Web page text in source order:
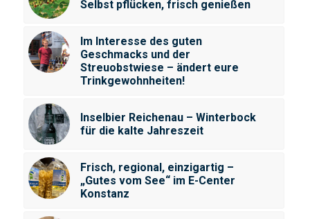
Selbst pflücken, frisch genießen
Im Interesse des guten
Geschmacks und der
Streuobstwiese – ändert eure
Trinkgewohnheiten!
Inselbier Reichenau – Winterbock
für die kalte Jahreszeit
Frisch, regional, einzigartig –
„Gutes vom See“ im E-Center
Konstanz